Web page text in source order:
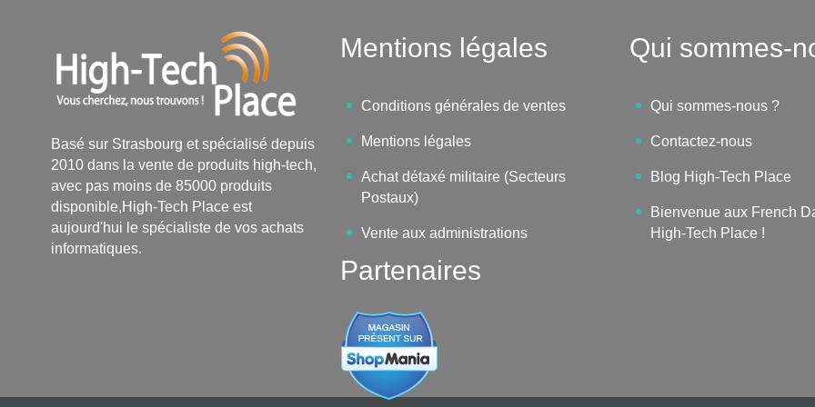
Basé sur Strasbourg et spécialisé depuis
2010 dans la vente de produits high-tech,
avec pas moins de 85000 produits
disponible,High-Tech Place est
aujourd'hui le spécialiste de vos achats
informatiques.
Mentions légales
Conditions générales de ventes
Mentions légales
Achat détaxé militaire (Secteurs
Postaux)
Vente aux administrations
Qui sommes-
Qui sommes-nous ?
Contactez-nous
Blog High-Tech Place
Bienvenue aux French
High-Tech Place !
Partenaires